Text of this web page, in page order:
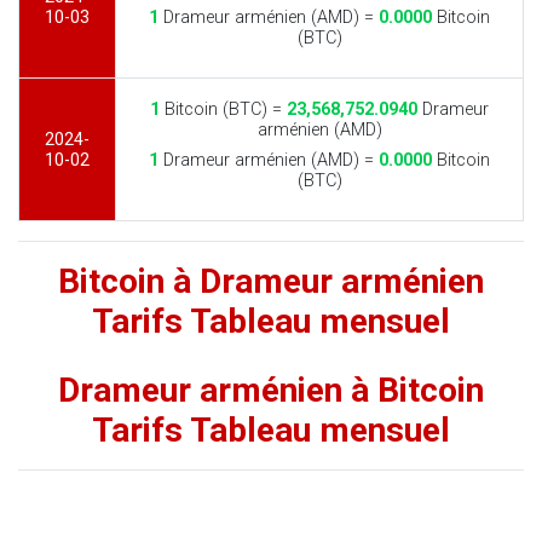
10-03
1 Drameur arménien (AMD) = 0.0000 Bitcoin
(BTC)
2024-
10-02
1 Bitcoin (BTC) = 23,568,752.0940 Drameur
arménien (AMD)
1 Drameur arménien (AMD) = 0.0000 Bitcoin
(BTC)
Bitcoin à Drameur arménien
Tarifs Tableau mensuel
Drameur arménien à Bitcoin
Tarifs Tableau mensuel